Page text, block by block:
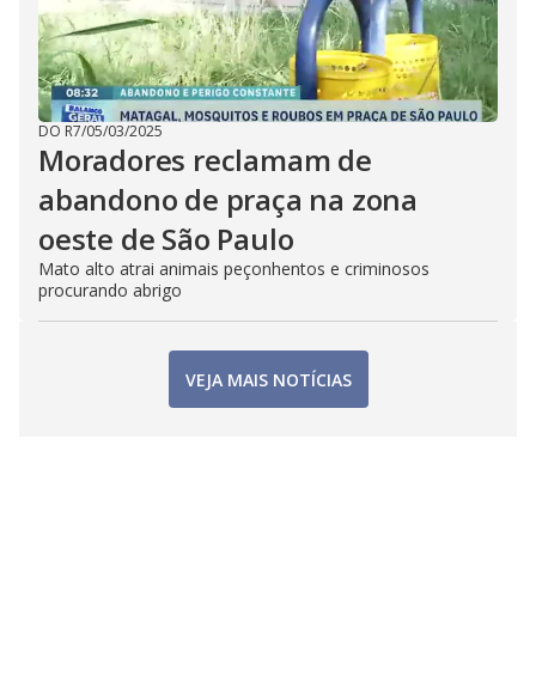
DO R7/05/03/2025
Moradores reclamam de
abandono de praça na zona
oeste de São Paulo
Mato alto atrai animais peçonhentos e criminosos
procurando abrigo
VEJA MAIS NOTÍCIAS